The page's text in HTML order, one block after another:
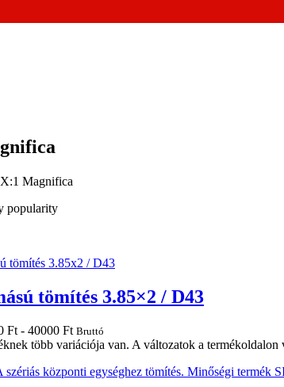
Magnifica
popularity
tömítés 3.85×2 / D43
Ft - 40000 Ft Bruttó
több variációja van. A változatok a termékoldalon